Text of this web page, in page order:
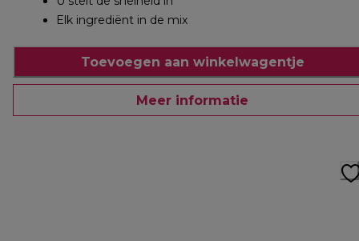
Elk ingrediënt in de mix
Toevoegen aan winkelwagentje
Meer informatie